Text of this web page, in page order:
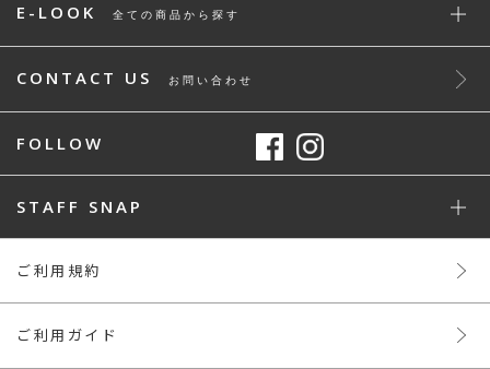
E-LOOK 全ての商品から探す
CONTACT US お問い合わせ
FOLLOW
STAFF SNAP
ご利用規約
ご利用ガイド